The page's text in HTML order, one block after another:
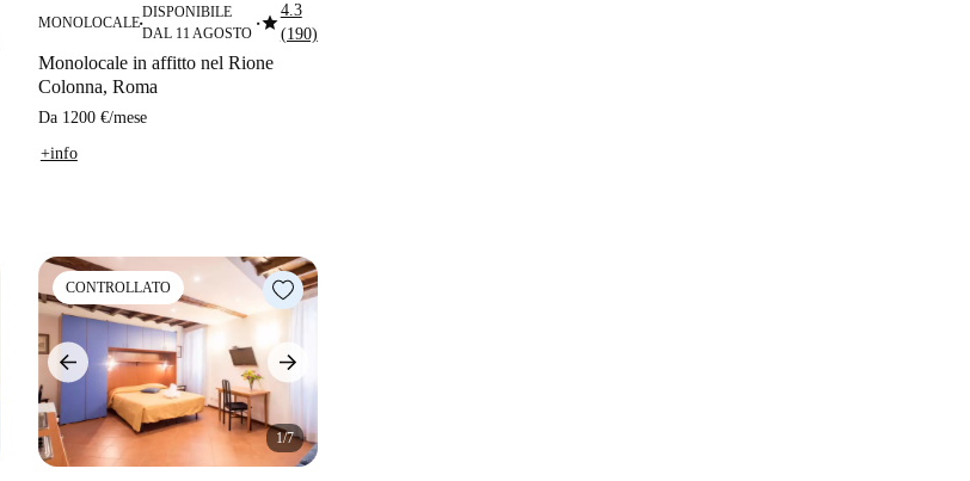
MONOLOCALE■
DISPONIBILE
DAL 11 AGOSTO
■star4.3
(190)
Monolocale in affitto nel Rione
Colonna, Roma
Da 1200 €/mese
+info
CONTROLLATO
1/7